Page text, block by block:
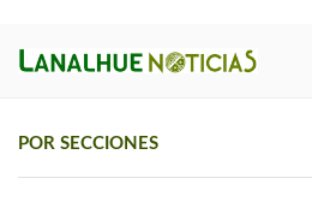
POR SECCIONES